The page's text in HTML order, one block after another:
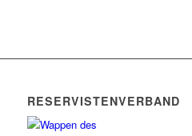
RESERVISTENVERBAND